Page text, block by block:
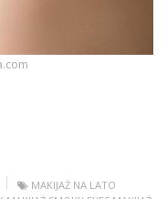
MAKIJAŻ NA LATO